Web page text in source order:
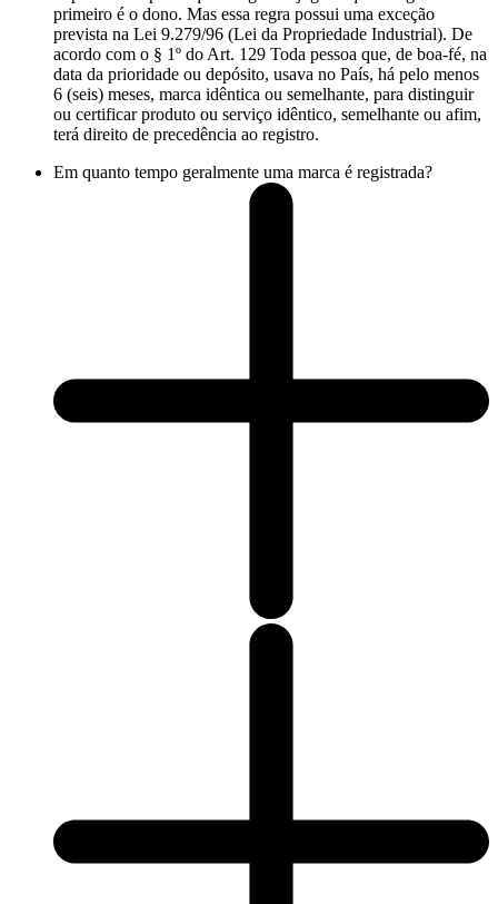
primeiro é o dono. Mas essa regra possui uma exceção
prevista na Lei 9.279/96 (Lei da Propriedade Industrial). De
acordo com o § 1º do Art. 129 Toda pessoa que, de boa-fé, na
data da prioridade ou depósito, usava no País, há pelo menos
6 (seis) meses, marca idêntica ou semelhante, para distinguir
ou certificar produto ou serviço idêntico, semelhante ou afim,
terá direito de precedência ao registro.
Em quanto tempo geralmente uma marca é registrada?